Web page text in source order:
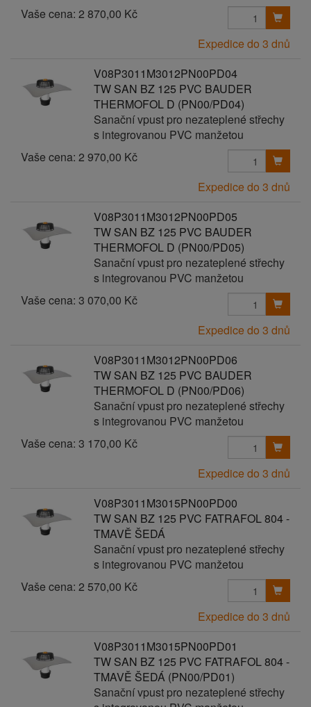
Vaše cena: 2 870,00 Kč
Expedice do 3 dnů
V08P3011M3012PN00PD04
TW SAN BZ 125 PVC BAUDER
THERMOFOL D (PN00/PD04)
Sanační vpust pro nezateplené střechy
s integrovanou PVC manžetou
Vaše cena: 2 970,00 Kč
Expedice do 3 dnů
V08P3011M3012PN00PD05
TW SAN BZ 125 PVC BAUDER
THERMOFOL D (PN00/PD05)
Sanační vpust pro nezateplené střechy
s integrovanou PVC manžetou
Vaše cena: 3 070,00 Kč
Expedice do 3 dnů
V08P3011M3012PN00PD06
TW SAN BZ 125 PVC BAUDER
THERMOFOL D (PN00/PD06)
Sanační vpust pro nezateplené střechy
s integrovanou PVC manžetou
Vaše cena: 3 170,00 Kč
Expedice do 3 dnů
V08P3011M3015PN00PD00
TW SAN BZ 125 PVC FATRAFOL 804 -
TMAVĚ ŠEDÁ
Sanační vpust pro nezateplené střechy
s integrovanou PVC manžetou
Vaše cena: 2 570,00 Kč
Expedice do 3 dnů
V08P3011M3015PN00PD01
TW SAN BZ 125 PVC FATRAFOL 804 -
TMAVĚ ŠEDÁ (PN00/PD01)
Sanační vpust pro nezateplené střechy